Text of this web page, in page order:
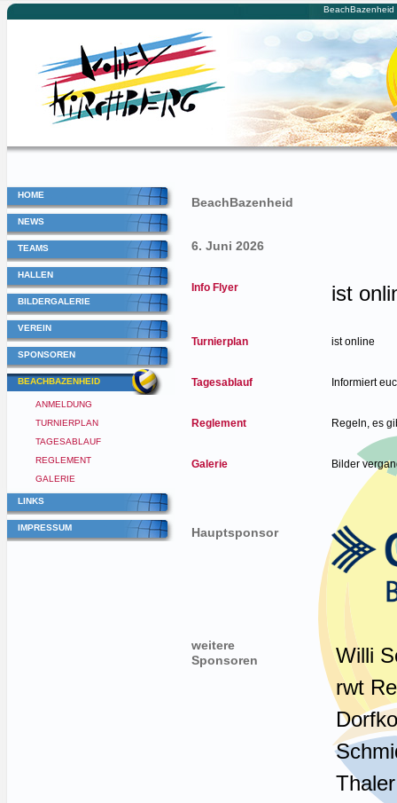
https://beachbazenheid.ch/
BeachBazenheid
HOME
NEWS
TEAMS
HALLEN
BILDERGALERIE
VEREIN
SPONSOREN
BEACHBAZENHEID
ANMELDUNG
TURNIERPLAN
TAGESABLAUF
REGLEMENT
GALERIE
LINKS
IMPRESSUM
BeachBazenheid
6. Juni 2026
Info Flyer ist
Turnierplan ist online
Tagesablauf Informiert
Reglement Regeln, es
Galerie Bilder
Hauptsponsor
weitere
Sponsoren
Willi
rwt